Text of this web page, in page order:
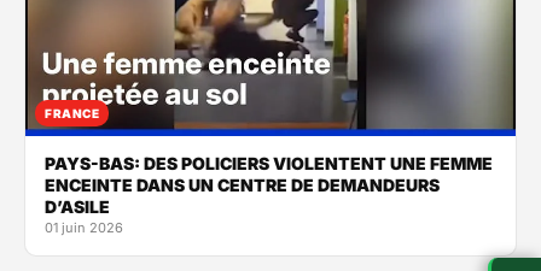
FRANCE
PAYS-BAS: DES POLICIERS VIOLENTENT UNE FEMME
ENCEINTE DANS UN CENTRE DE DEMANDEURS
D’ASILE
01 juin 2026